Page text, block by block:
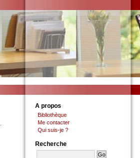
A propos
Bibliothèque
Me contacter
Qui suis-je ?
Recherche